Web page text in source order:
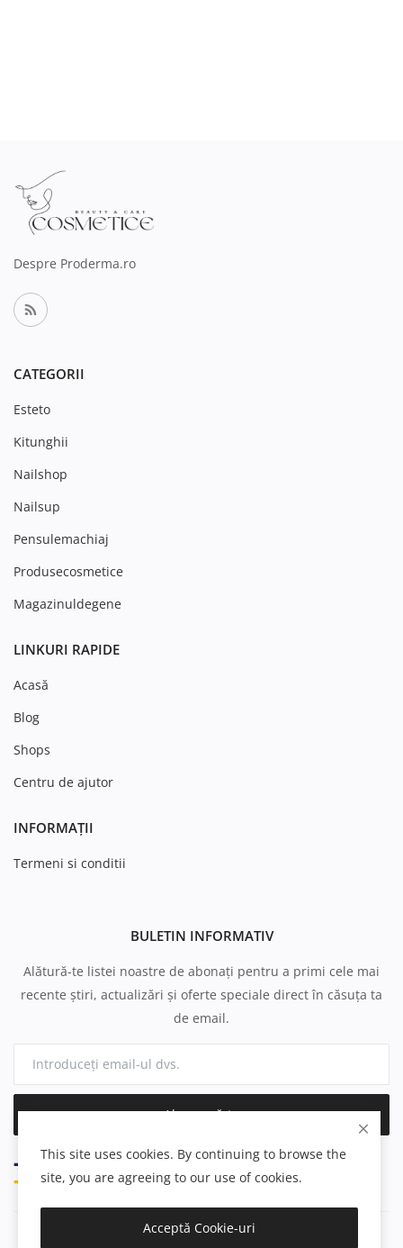
Despre Proderma.ro
CATEGORII
Esteto
Kitunghii
Nailshop
Nailsup
Pensulemachiaj
Produsecosmetice
Magazinuldegene
LINKURI RAPIDE
Acasă
Blog
Shops
Centru de ajutor
INFORMAȚII
Termeni si conditii
BULETIN INFORMATIV
Alătură-te listei noastre de abonați pentru a primi cele mai
recente știri, actualizări și oferte speciale direct în căsuța ta
de email.
Abonează-te
This site uses cookies. By continuing to browse the
site, you are agreeing to our use of cookies.
Acceptă Cookie-uri